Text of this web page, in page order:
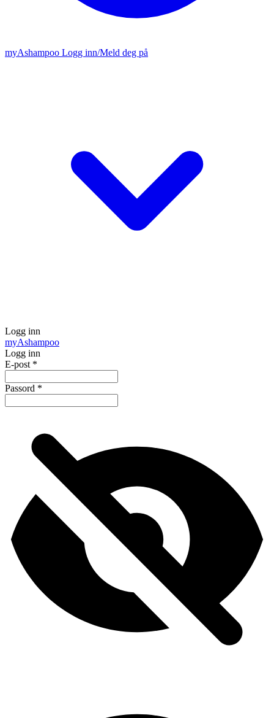
myAshampoo Logg inn/Meld deg på
Logg inn
myAshampoo
Logg inn
E-post *
Passord *